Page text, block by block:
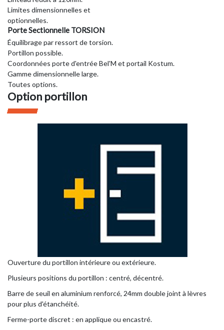
Limites dimensionnelles et
optionnelles.
Porte Sectionnelle TORSION
Équilibrage par ressort de torsion.
Portillon possible.
Coordonnées porte d'entrée Bel'M et portail Kostum.
Gamme dimensionnelle large.
Toutes options.
Option portillon
Ouverture du portillon intérieure ou extérieure.
Plusieurs positions du portillon : centré, décentré.
Barre de seuil en aluminium renforcé, 24mm double joint à lèvres
pour plus d'étanchéité.
Ferme-porte discret : en applique ou encastré.